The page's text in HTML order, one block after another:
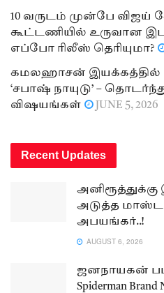
10 வருடம் முன்பே விஜய்
கூட்டணியில் உருவான
எப்போ ரிலீஸ் தெரியுமா?
கமலஹாசன் இயக்கத்தில்
‘சபாஷ் நாயுடு’ –
விஷயங்கள்
JUNE 5, 2026
Recent Updates
அடுத்த
அபயங்கர்..!
AUGUST 6, 2026
ஜனநாயகன்
Spiderman